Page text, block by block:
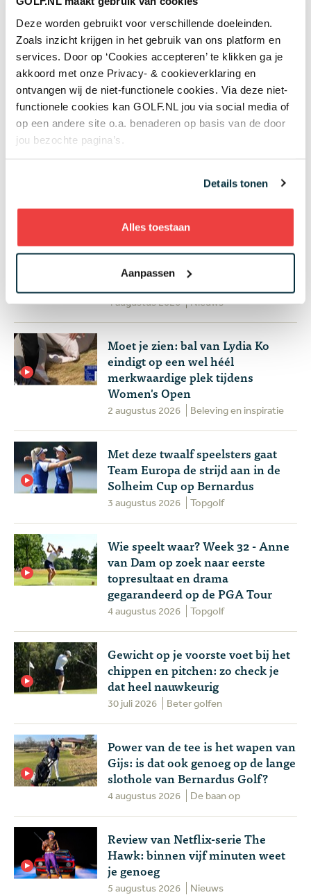
Deze worden gebruikt voor verschillende doeleinden.
Zoals inzicht krijgen in het gebruik van ons platform en
services. Door op ‘Cookies accepteren’ te klikken ga je
akkoord met onze Privacy- & cookieverklaring en
ontvangen wij de niet-functionele cookies. Via deze niet-
functionele cookies kan GOLF.NL jou via social media of
op een andere site o.a. benaderen op basis van de door
jou bezochte pagina’s.
Details tonen
Alles toestaan
Aanpassen
+ Toon meer
Meest gelezen
Luiten echt de makkelijkste
manier om te chippen
4 augustus 2026 Instructie
Donald Trump claimt twee
clubtitels op eigen baan: 'Ik heb
talent, zij hebben dat niet'
4 augustus 2026 Nieuws
Moet je zien: bal van Lydia Ko
eindigt op een wel héél
merkwaardige plek tijdens
Women's Open
2 augustus 2026 Beleving en inspiratie
Met deze twaalf speelsters gaat
Team Europa de strijd aan in de
Solheim Cup op Bernardus
3 augustus 2026 Topgolf
Wie speelt waar? Week 32 - Anne
van Dam op zoek naar eerste
topresultaat en drama
gegarandeerd op de PGA Tour
4 augustus 2026 Topgolf
Gewicht op je voorste voet bij het
chippen en pitchen: zo check je
dat heel nauwkeurig
30 juli 2026 Beter golfen
Power van de tee is het wapen van
Gijs: is dat ook genoeg op de lange
slothole van Bernardus Golf?
4 augustus 2026 De baan op
Review van Netflix-serie The
Hawk: binnen vijf minuten weet
je genoeg
5 augustus 2026 Nieuws